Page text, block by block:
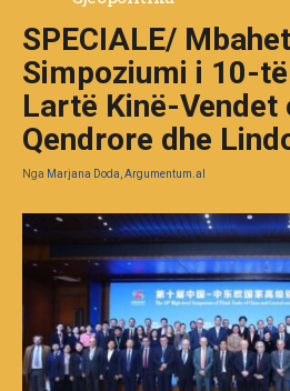
SPECIALE/
Simpoziumi i 10-
Lartë Kinë-Vendet
Qendrore dhe
Nga Marjana Doda, Argumentum.al